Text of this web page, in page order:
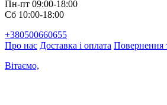
Пн-пт 09:00-18:00
Сб 10:00-18:00
+380500660655
Про нас Доставка і оплата Повернення
Вітаємо,